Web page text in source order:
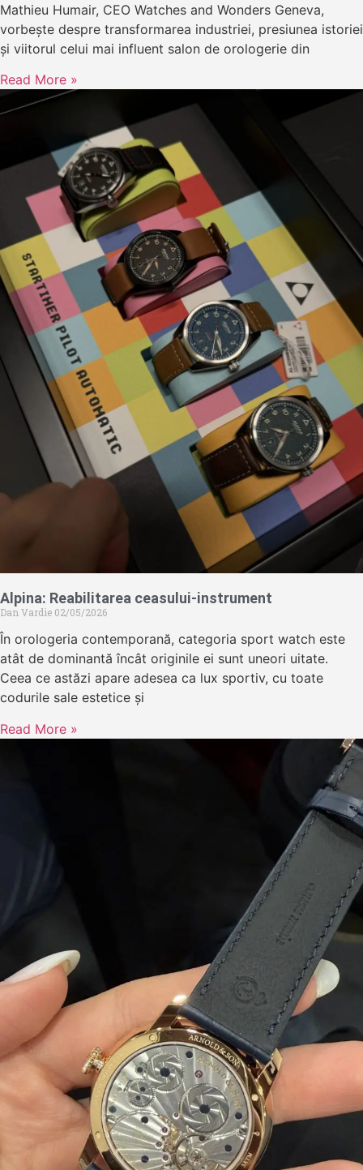
Mathieu Humair, CEO Watches and Wonders Geneva,
vorbește despre transformarea industriei, presiunea istoriei
și viitorul celui mai influent salon de orologerie din
Read More »
Alpina: Reabilitarea ceasului-instrument
Dan Vardie 02/05/2026
În orologeria contemporană, categoria sport watch este
atât de dominantă încât originile ei sunt uneori uitate.
Ceea ce astăzi apare adesea ca lux sportiv, cu toate
codurile sale estetice și
Read More »